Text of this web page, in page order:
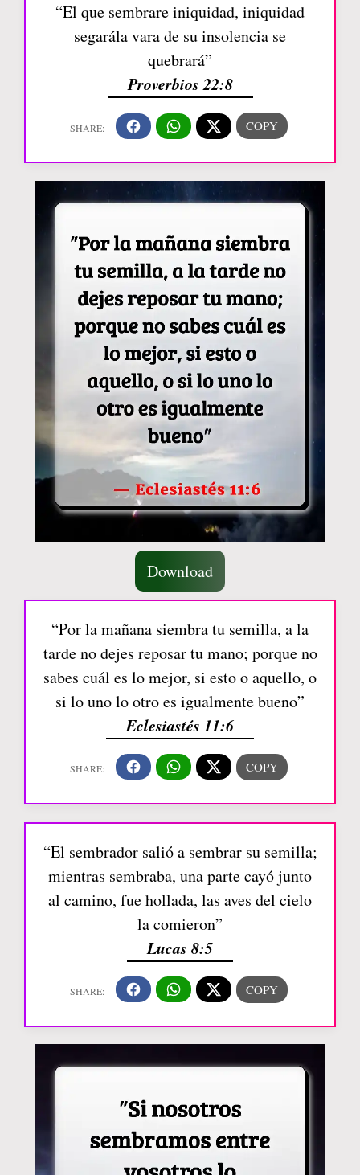
“El que sembrare iniquidad, iniquidad
segarála vara de su insolencia se
quebrará”
Proverbios 22:8
Download
“Por la mañana siembra tu semilla, a la
tarde no dejes reposar tu mano; porque no
sabes cuál es lo mejor, si esto o aquello, o
si lo uno lo otro es igualmente bueno”
Eclesiastés 11:6
“El sembrador salió a sembrar su semilla;
mientras sembraba, una parte cayó junto
al camino, fue hollada, las aves del cielo
la comieron”
Lucas 8:5